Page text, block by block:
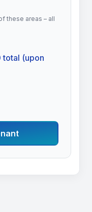
these areas – all
total (upon